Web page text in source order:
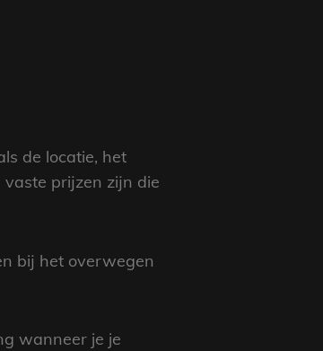
de locatie, het
prijzen zijn die
bij het overwegen
wanneer je je